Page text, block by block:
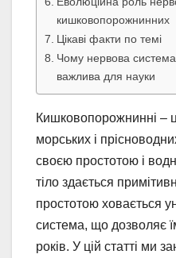
кишковопорожнинних
Цікаві факти по темі
Чому нервова
важлива для науки
Кишковопорожнинні –
морських і
своєю простотою і
тіло здається
простотою ховається
система, що дозволяє
років. У цій статті ми